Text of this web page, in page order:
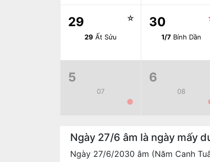
29 ☆
29 Ất Sửu
30
1/7 Bính Dần
5
07
●
6
08
Ngày 27/6 âm là ngày mấy
Ngày 27/6/2030 âm (Năm Canh